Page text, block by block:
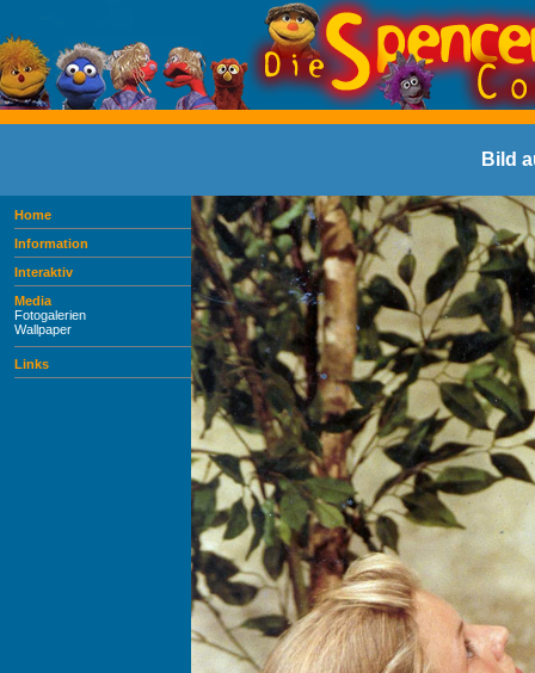
Bild
Home
Information
Interaktiv
Media
Fotogalerien
Wallpaper
Links